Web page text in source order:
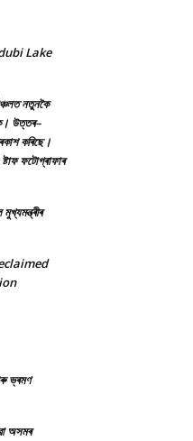
Lake
নতুনকৈ
উত্তৰ–
কৰিছে।
ফটোগ্ৰাফাৰ
ভ্ৰমণ
অসমৰ